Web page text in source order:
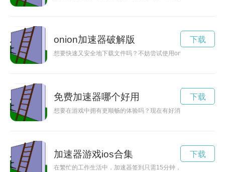
onion加速器破解版
想要快速又安全地下载文件吗？不妨尝试使用onion技术来加速
下载
免费加速器哪个好用
想要在游戏中拥有更顺畅的体验吗？现在有好消息！雷电加速
下载
加速器游戏ios合集
在繁忙的工作生活中，加速器签到只需15分钟，能够提高工作
下载